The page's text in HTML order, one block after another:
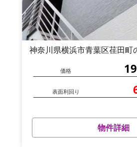
神奈川県横浜市青葉区荏田町
価格
表面利回り
物件詳細